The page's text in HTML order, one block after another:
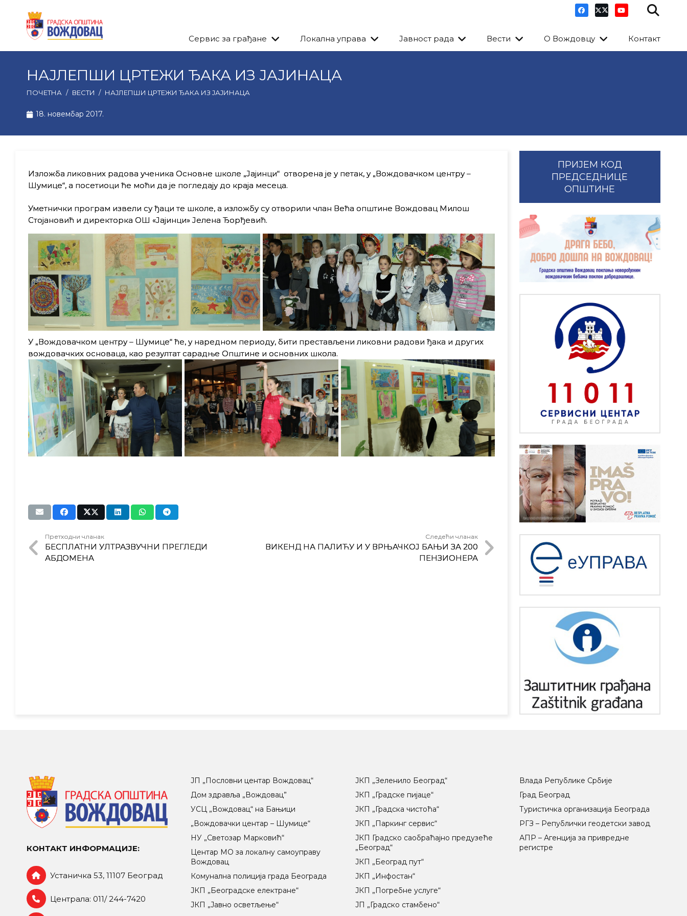
Сервис за грађане Локална управа Јавност рада Вести О Вождовцу Контакт
НАЈЛЕПШИ ЦРТЕЖИ ЂАКА ИЗ ЈАЈИНАЦА
ПОЧЕТНА / ВЕСТИ / НАЈЛЕПШИ ЦРТЕЖИ ЂАКА ИЗ ЈАЈИНАЦА
18. новембар 2017.
Изложба ликовних радова ученика Основне школе „Јајинци“ отворена је у петак, у „Вождовачком центру –
Шумице“, а посетиоци ће моћи да је погледају до краја месеца.
Уметнички програм извели су ђаци те школе, а изложбу су отворили члан Већа општине Вождовац Милош
Стојановић и директорка ОШ «Јајинци» Јелена Ђорђевић.
У „Вождовачком центру – Шумице“ ће, у наредном периоду, бити престављени ликовни радови ђака и других
вождовачких основаца, као резултат сарадње Општине и основних школа.
Претходни чланак
БЕСПЛАТНИ УЛТРАЗВУЧНИ ПРЕГЛЕДИ
АБДОМЕНА
Следећи чланак
ВИКЕНД НА ПАЛИЋУ И У ВРЊАЧКОЈ БАЊИ ЗА 200
ПЕНЗИОНЕРА
ПРИЈЕМ КОД
ПРЕДСЕДНИЦЕ
ОПШТИНЕ
КОНТАКТ ИНФОРМАЦИЈЕ:
Устаничка 53, 11107 Београд
Централа: 011/ 244-7420
ЈП „Пословни центар Вождовац“
Дом здравља „Вождовац”
УСЦ „Вождовац“ на Бањици
„Вождовачки центар – Шумице“
НУ „Светозар Марковић“
Центар МO за локалну самоуправу
Вождовац
Комунална полиција града Београда
ЈКП „Београдске електране“
ЈКП „Јавно осветљење“
ЈКП „Зеленило Београд“
ЈКП „Градске пијаце“
ЈКП „Градска чистоћа“
ЈКП „Паркинг сервис“
ЈКП Градско саобраћајно предузеће
„Београд“
ЈКП „Београд пут“
ЈКП „Инфостан“
ЈКП „Погребне услуге“
ЈП „Градско стамбено“
Влада Републике Србије
Град Београд
Туристичка организација Београда
РГЗ – Републички геодетски завод
АПР – Агенција за привредне
регистре